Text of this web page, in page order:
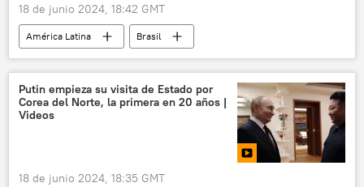
18 de junio 2024, 18:42 GMT
América Latina
Brasil
Luiz Inacio Lula da Silva
Putin empieza su visita de Estado por
Corea del Norte, la primera en 20 años |
Videos
18 de junio 2024, 18:35 GMT